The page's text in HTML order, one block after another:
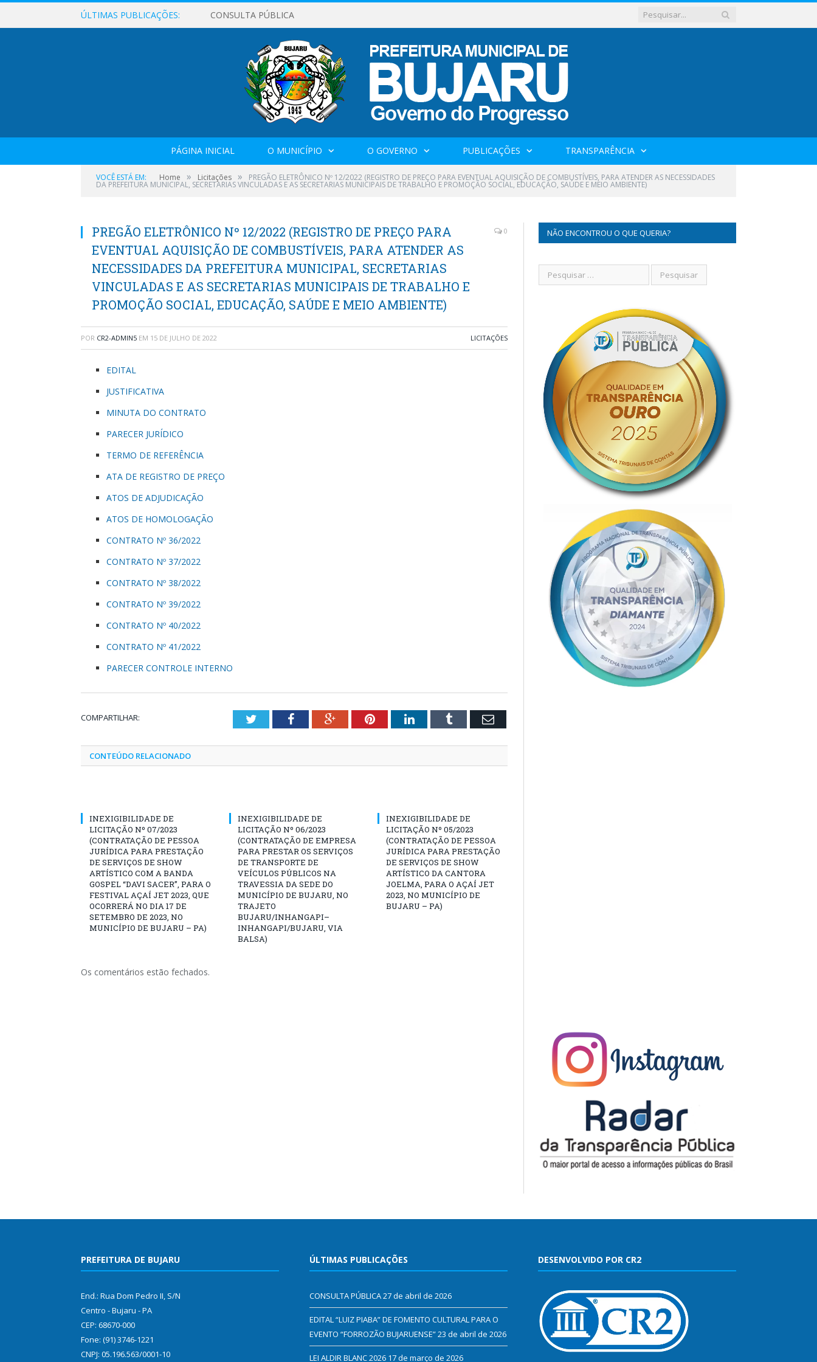
ÚLTIMAS PUBLICAÇÕES: CONSULTA PÚBLICA
PÁGINA INICIAL O MUNICÍPIO O GOVERNO PUBLICAÇÕES TRANSPARÊNCIA
VOCÊ ESTÁ EM: Home » Licitações » PREGÃO ELETRÔNICO Nº 12/2022 (REGISTRO DE PREÇO PARA EVENTUAL AQUISIÇÃO DE COMBUSTÍVEIS, PARA ATENDER AS NECESSIDADES
DA PREFEITURA MUNICIPAL, SECRETARIAS VINCULADAS E AS SECRETARIAS MUNICIPAIS DE TRABALHO E PROMOÇÃO SOCIAL, EDUCAÇÃO, SAÚDE E MEIO AMBIENTE)
PREGÃO ELETRÔNICO Nº 12/2022 (REGISTRO DE PREÇO PARA
EVENTUAL AQUISIÇÃO DE COMBUSTÍVEIS, PARA ATENDER AS
NECESSIDADES DA PREFEITURA MUNICIPAL, SECRETARIAS
VINCULADAS E AS SECRETARIAS MUNICIPAIS DE TRABALHO E
PROMOÇÃO SOCIAL, EDUCAÇÃO, SAÚDE E MEIO AMBIENTE)
0
POR CR2-ADMIN5 EM 15 DE JULHO DE 2022 LICITAÇÕES
EDITAL
JUSTIFICATIVA
MINUTA DO CONTRATO
PARECER JURÍDICO
TERMO DE REFERÊNCIA
ATA DE REGISTRO DE PREÇO
ATOS DE ADJUDICAÇÃO
ATOS DE HOMOLOGAÇÃO
CONTRATO Nº 36/2022
CONTRATO Nº 37/2022
CONTRATO Nº 38/2022
CONTRATO Nº 39/2022
CONTRATO Nº 40/2022
CONTRATO Nº 41/2022
PARECER CONTROLE INTERNO
COMPARTILHAR: TwitterFacebookGoogle+PinterestLinkedInTumblr Email
CONTEÚDO RELACIONADO
INEXIGIBILIDADE DE
LICITAÇÃO Nº 07/2023
(CONTRATAÇÃO DE PESSOA
JURÍDICA PARA PRESTAÇÃO
DE SERVIÇOS DE SHOW
ARTÍSTICO COM A BANDA
GOSPEL “DAVI SACER”, PARA O
FESTIVAL AÇAÍ JET 2023, QUE
OCORRERÁ NO DIA 17 DE
SETEMBRO DE 2023, NO
MUNICÍPIO DE BUJARU – PA)
INEXIGIBILIDADE DE
LICITAÇÃO Nº 06/2023
(CONTRATAÇÃO DE EMPRESA
PARA PRESTAR OS SERVIÇOS
DE TRANSPORTE DE
VEÍCULOS PÚBLICOS NA
TRAVESSIA DA SEDE DO
MUNICÍPIO DE BUJARU, NO
TRAJETO
BUJARU/INHANGAPI–
INHANGAPI/BUJARU, VIA
BALSA)
INEXIGIBILIDADE DE
LICITAÇÃO Nº 05/2023
(CONTRATAÇÃO DE PESSOA
JURÍDICA PARA PRESTAÇÃO
DE SERVIÇOS DE SHOW
ARTÍSTICO DA CANTORA
JOELMA, PARA O AÇAÍ JET
2023, NO MUNICÍPIO DE
BUJARU – PA)
Os comentários estão fechados.
NÃO ENCONTROU O QUE QUERIA?
PREFEITURA DE BUJARU
End.: Rua Dom Pedro II, S/N
Centro - Bujaru - PA
CEP: 68670-000
Fone: (91) 3746-1221
CNPJ: 05.196.563/0001-10
ÚLTIMAS PUBLICAÇÕES
CONSULTA PÚBLICA27 de abril de 2026
EDITAL “LUIZ PIABA” DE FOMENTO CULTURAL PARA O
EVENTO “FORROZÃO BUJARUENSE”23 de abril de 2026
LEI ALDIR BLANC 2026 17 de março de 2026
DESENVOLVIDO POR CR2